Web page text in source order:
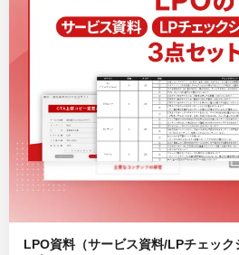
LPO資料（サービス資料/LPチェッ